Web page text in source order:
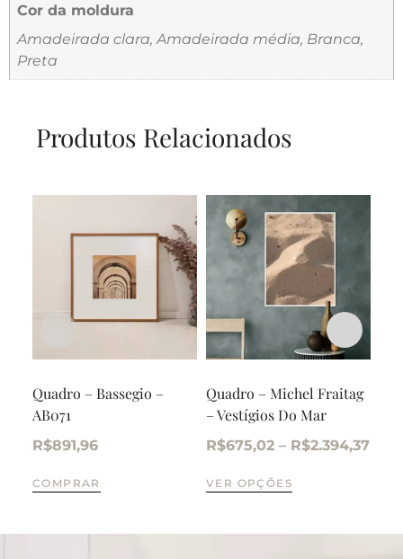
Cor da moldura
Amadeirada clara, Amadeirada média, Branca,
Preta
Produtos Relacionados
Quadro – Bassegio –
AB071
R$891,96
COMPRAR
Quadro – Michel Fraitag
– Vestígios Do Mar
R$675,02 – R$2.394,37
VER OPÇÕES